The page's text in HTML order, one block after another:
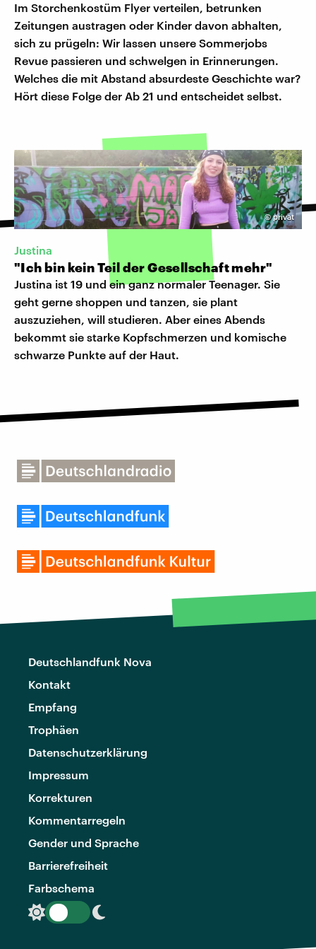
Im Storchenkostüm Flyer verteilen, betrunken
Zeitungen austragen oder Kinder davon abhalten,
sich zu prügeln: Wir lassen unsere Sommerjobs
Revue passieren und schwelgen in Erinnerungen.
Welches die mit Abstand absurdeste Geschichte war?
Hört diese Folge der Ab 21 und entscheidet selbst.
©privat
Justina
"Ich bin kein Teil der Gesellschaft mehr"
Justina ist 19 und ein ganz normaler Teenager. Sie
geht gerne shoppen und tanzen, sie plant
auszuziehen, will studieren. Aber eines Abends
bekommt sie starke Kopfschmerzen und komische
schwarze Punkte auf der Haut.
Deutschlandfunk Nova
Kontakt
Empfang
Trophäen
Datenschutzerklärung
Impressum
Korrekturen
Kommentarregeln
Gender und Sprache
Barrierefreiheit
Farbschema